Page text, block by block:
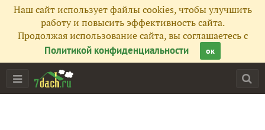
Наш сайт использует файлы cookies, чтобы улучшить
работу и повысить эффективность сайта.
Продолжая использование сайта, вы соглашаетесь с
Политикой конфиденциальности
ок